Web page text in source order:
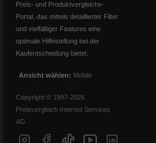
Preis- und Produktvergleichs-
Portal, das mittels detaillierter Filter
und vielfältiger Features eine
optimale Hilfestellung bei der
Kaufentscheidung bietet.
Ansicht wählen: Mobile
Copyright © 1997-2026
Preisvergleich Internet Services
AG